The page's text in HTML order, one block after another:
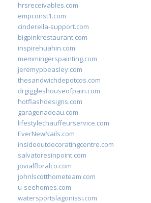
hrsreceivables.com
empconst1.com
cinderella-support.com
bigpinkrestaurant.com
inspirehuahin.com
memmingerspainting.com
jeremypbeasley.com
thesandwichdepotcos.com
drgiggleshouseofpain.com
hotflashdesigns.com
garagenadeau.com
lifestylechauffeurservice.com
EverNewNails.com
insideoutdecoratingcentre.com
salvatoresinpoint.com
jovialfloralco.com
johnlscotthometeam.com
u-seehomes.com
watersportslagonissi.com